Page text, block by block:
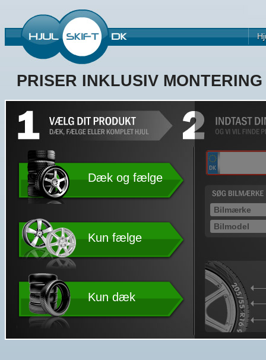
PRISER INKLUSIV
Dæk og fælge
Kun fælge
Kun dæk